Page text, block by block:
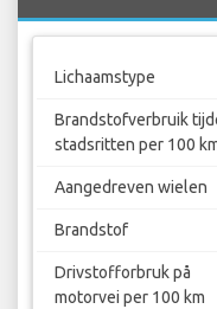
Lichaamstype
Brandstofverbruik
stadsritten per 100
Aangedreven wielen
Brandstof
Drivstofforbruk på
motorvei per 100 km